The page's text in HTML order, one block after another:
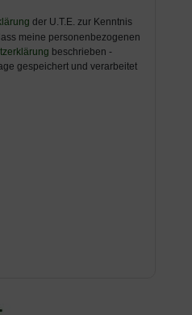
der U.T.E. zur Kenntnis
meine personenbezogenen
beschrieben -
gespeichert und verarbeitet